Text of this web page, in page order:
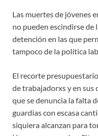
Las muertes de jóvenes
no pueden escindirse
detención en las que
tampoco de la política
El recorte
de trabajadorxs y en sus
que se denuncia la falta
guardias con escasa
siquiera alcanzan para